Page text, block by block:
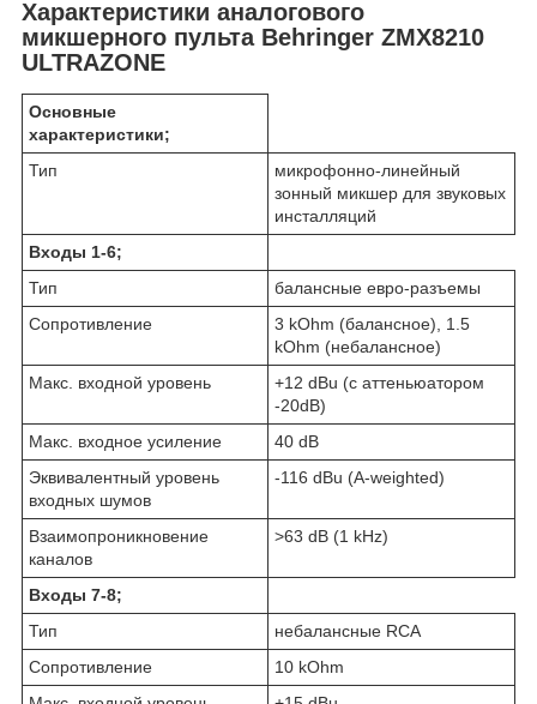
Характеристики аналогового
микшерного пульта Behringer ZMX8210
ULTRAZONE
Основные
характеристики;
Тип
микрофонно-линейный
зонный микшер для звуковых
инсталляций
Входы 1-6;
Тип
балансные евро-разъемы
Сопротивление
3 kOhm (балансное), 1.5
kOhm (небалансное)
Макс. входной уровень
+12 dBu (с аттеньюатором
-20dB)
Макс. входное усиление
40 dB
Эквивалентный уровень
входных шумов
-116 dBu (A-weighted)
Взаимопроникновение
каналов
>63 dB (1 kHz)
Входы 7-8;
Тип
небалансные RCA
Сопротивление
10 kOhm